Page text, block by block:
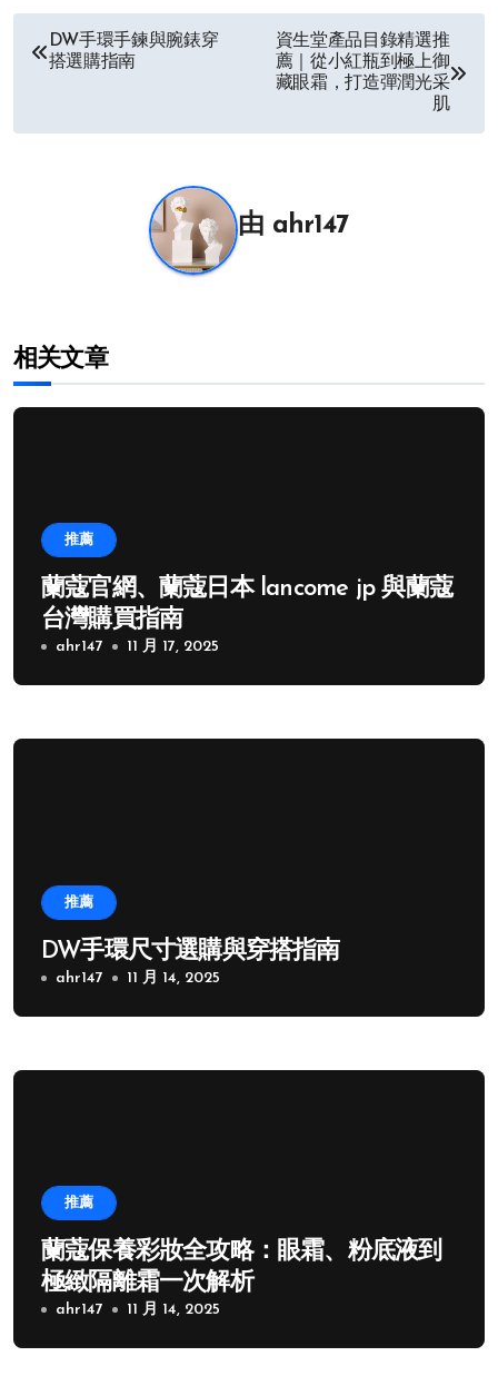
文
导
DW手環手鍊與腕錶穿
搭選購指南
資生堂產品目錄精選推
薦｜從小紅瓶到極上御
藏眼霜，打造彈潤光采
肌
由 ahr147
相关文章
推薦
蘭蔻官網、蘭蔻日本 lancome jp 與蘭蔻
台灣購買指南
ahr147 11 月 17, 2025
推薦
DW手環尺寸選購與穿搭指南
ahr147 11 月 14, 2025
推薦
蘭蔻保養彩妝全攻略：眼霜、粉底液到
極緻隔離霜一次解析
ahr147 11 月 14, 2025